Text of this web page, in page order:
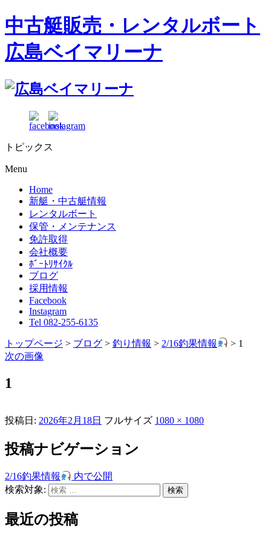
中古艇販売・レンタルボート
広島ベイマリーナ
トピックス
Menu
Home
新艇・中古艇情報
レンタルボート
保管・メンテナンス
免許取得
会社概要
ﾎﾞｰﾄﾘｻｲｸﾙ
ブログ
採用情報
Facebook
Instagram
Tel 082-255-6135
トップページ > ブログ > 釣り情報 > 2/16釣果情報 > 1
次の画像
1
投稿日: 2026年2月18日 フルサイズ 1080 × 1080
投稿ナビゲーション
2/16釣果情報
内で公開
検索対象:
検索
最近の投稿